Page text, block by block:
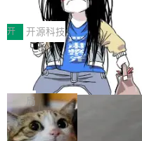
得住、用得稳、省得下、更
始，Token使用一目...
q2Seq 和 DocAI 的共同发明
yals（Gemini 联合负责人，
中文驱动的数字员工，自主
骤、编写代码。不挑模型、
装完即用。 开源地址：
b 安装 支持 Java 8+（8~26
x / Windows / Harmony PC
x / Harmony PC curl -fsSL
r.org/solon...
价值潜能：华为云码道（
代码仓技术解析
一、代码仓深度理解技术的
程实践中，代码仓是企业核心
体。企业级代码仓库通常包
个文件，其规模远超单次模型
文窗口。随着项目规模的持
不断累积，代码仓中的模块
务逻辑等关键信息往往分散
件之中，形成高度复杂的知
开 开源科技
一条“删库”命令跑 17 小时
师删光 89TB 数据只为干私
最高人民检察院8月4日公布
名90后算法工程师王某，为
服务器空间，删光了公司AI
数据。 王某2024年1月入职东
局
Cloudflare 分享推理优化